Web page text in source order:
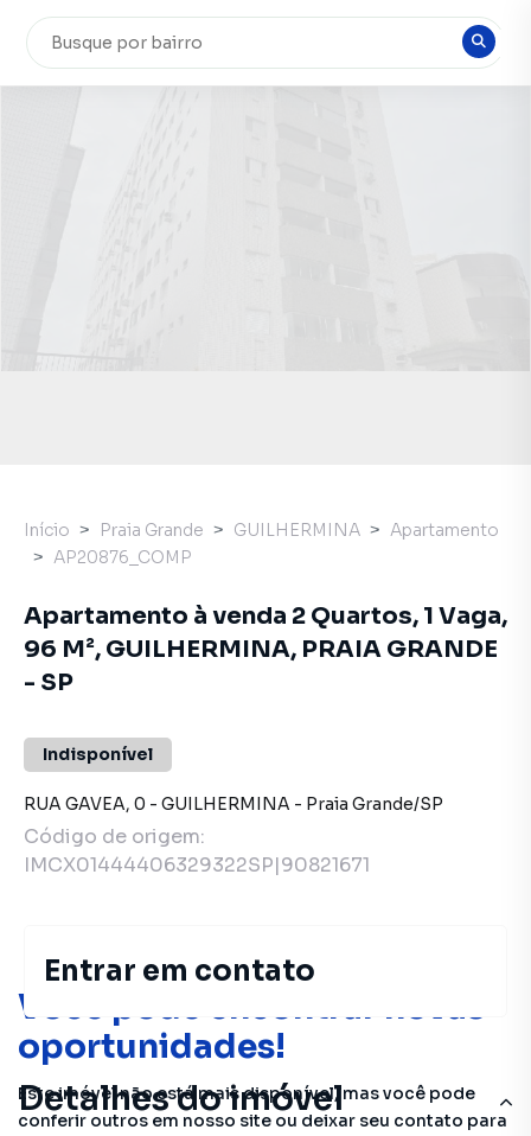
Você pode encontrar novas
oportunidades!
Este imóvel não está mais disponível, mas você pode
conferir outros em nosso site ou deixar seu contato para
Detalhes do imóvel
Início Praia Grande GUILHERMINA
Apartamento
AP20876_COMP
Apartamento à venda 2 Quartos, 1 Vaga,
96 M², GUILHERMINA, PRAIA GRANDE
- SP
Indisponível
RUA GAVEA, 0 - GUILHERMINA - Praia Grande/SP
Código de origem:
IMCX01444406329322SP|90821671
Entrar em contato